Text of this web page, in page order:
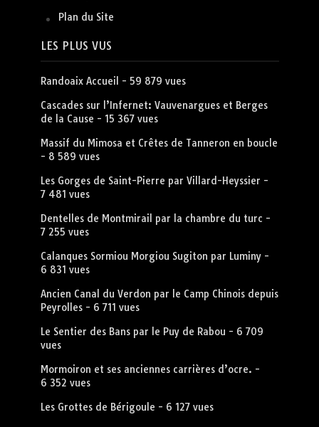
Plan du Site
LES PLUS VUS
Randoaix Accueil - 59 879 vues
Cascades sur l’Infernet: Vauvenargues et Berges
de la Cause - 15 367 vues
Massif du Mimosa et Crêtes de Tanneron en boucle
- 8 589 vues
Les Gorges de Saint-Pierre par Villard-Heyssier -
7 481 vues
Dentelles de Montmirail par la chambre du turc -
7 255 vues
Calanques Sormiou Morgiou Sugiton par Luminy-
6 831 vues
Ancien Canal du Verdon par le Camp Chinois depuis
Peyrolles- 6 711 vues
Le Sentier des Bans par le Puy de Rabou - 6 709
vues
Mormoiron et ses anciennes carrières d’ocre. -
6 352 vues
Les Grottes de Bérigoule - 6 127 vues